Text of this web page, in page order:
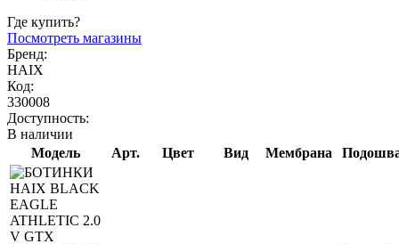
Где купить?
Посмотреть магазины
Бренд:
HAIX
Код:
330008
Доступность:
В наличии
Модель
Арт. Цвет Вид Мембрана